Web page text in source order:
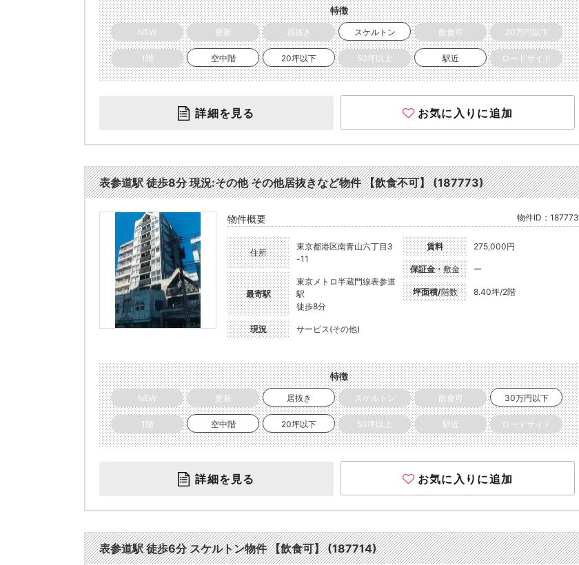
特徴
NEW 更新 居抜き スケルトン 飲食可 30万円以下
1階 空中階 20坪以下 50坪以上 駅近 ロードサイド
詳細を見る お気に入りに追加
表参道駅 徒歩8分 現況:その他 その他居抜きなど物件 【飲食不可】 (187773)
物件概要 物件ID：187773
住所
東京都港区南青山六丁目3
-11
最寄駅
東京メトロ半蔵門線表参道
駅
徒歩8分
現況 サービス(その他)
賃料 275,000円
保証金・敷金 ー
坪面積/階数 8.40坪/2階
特徴
NEW 更新 居抜き スケルトン 飲食可 30万円以下
1階 空中階 20坪以下 50坪以上 駅近 ロードサイド
詳細を見る お気に入りに追加
表参道駅 徒歩6分 スケルトン物件 【飲食可】 (187714)